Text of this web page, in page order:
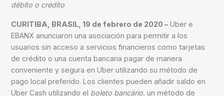
débito o crédito
CURITIBA, BRASIL, 19 de febrero de 2020 – Uber e
EBANX anunciaron una asociación para permitir a los
usuarios sin acceso a servicios financieros como tarjetas
de crédito o una cuenta bancaria pagar de manera
conveniente y segura en Uber utilizando su método de
pago local preferido. Los clientes pueden añadir saldo en
Uber Cash utilizando el boleto bancário , un método de